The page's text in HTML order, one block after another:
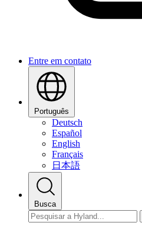
Entre em contato
Português
Deutsch
Español
English
Français
日本語
Busca